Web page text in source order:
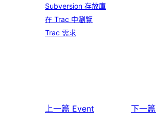
Subversion 存放庫
在 Trac 中瀏覽
Trac 需求
上一篇 Event 下一篇